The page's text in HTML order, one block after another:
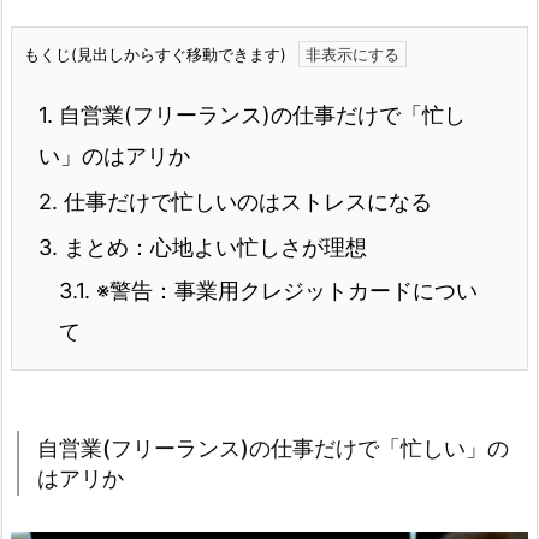
もくじ(見出しからすぐ移動できます)
1. 自営業(フリーランス)の仕事だけで「忙し
い」のはアリか
2. 仕事だけで忙しいのはストレスになる
3. まとめ：心地よい忙しさが理想
3.1. ※警告：事業用クレジットカードについ
て
自営業(フリーランス)の仕事だけで「忙しい」の
はアリか